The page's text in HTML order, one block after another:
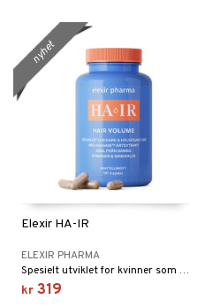
Elexir HA-IR
ELEXIR PHARMA
Spesielt utviklet for kvinner som begynner å få tynnere hår, eller som trenger en ekstra næringsboost for håret.
kr 319
nyhet